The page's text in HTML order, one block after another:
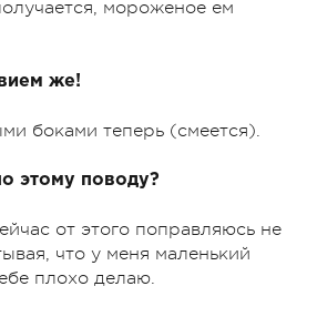
мороженое ем
же!
боками теперь (смеется).
этому поводу?
от этого поправляюсь не
что у меня маленький
плохо делаю.